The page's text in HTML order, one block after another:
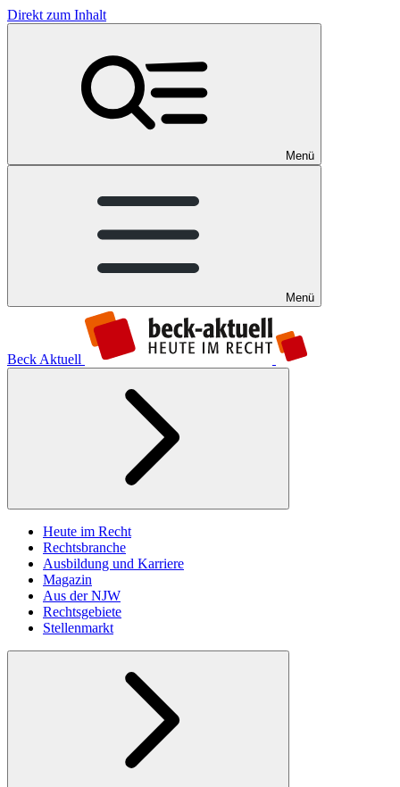
Direkt zum Inhalt
Menü
Menü
Beck Aktuell
Heute im Recht
Rechtsbranche
Ausbildung und Karriere
Magazin
Aus der NJW
Rechtsgebiete
Stellenmarkt